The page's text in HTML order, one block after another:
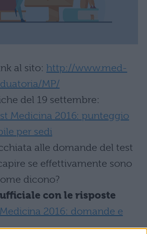
al sito: http://www.med-
MP/
del 19 settembre:
Medicina 2016: punteggio
per sedi
alle domande del test
se effettivamente sono
dicono?
con le risposte
2016: domande e